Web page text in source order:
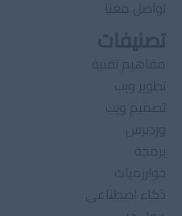
تواصل معنا
تصنيفات
مفاهيم تقنية
تطوير ويب
تصميم ويب
وردبرس
برمجة
خوارزميات
ذكاء اصطناعى